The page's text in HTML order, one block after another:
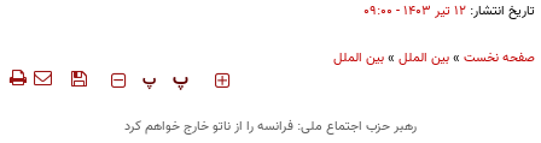
تاریخ انتشار: ۱۲ تير ۱۴۰۳ - ۰۹:۰۰
صفحه نخست »بین الملل »بین الملل
‍‍‍ پ پ
رهبر حزب اجتماع ملی: فرانسه را از ناتو خارج خواهم کرد